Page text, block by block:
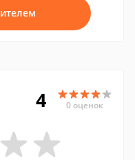
4 0 оценок